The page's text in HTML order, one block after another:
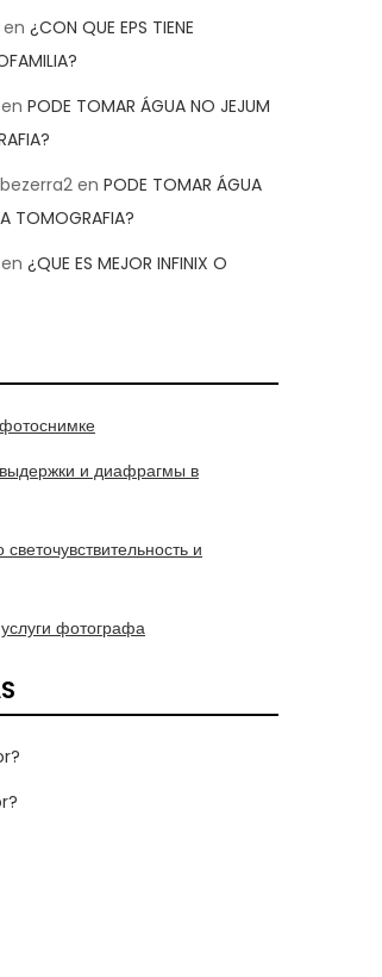
en ¿CON QUE EPS TIENE
en PODE TOMAR ÁGUA NO JEJUM
en PODE TOMAR ÁGUA
TOMOGRAFIA?
en ¿QUE ES MEJOR INFINIX O
и диафрагмы в
и
фотографа